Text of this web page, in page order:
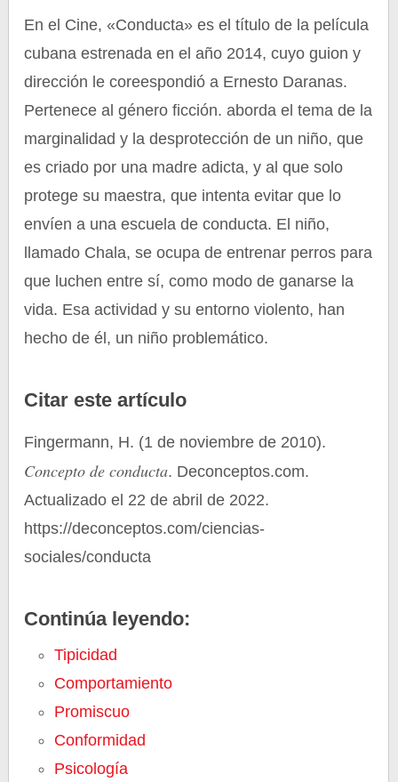
En el Cine, «Conducta» es el título de la película
cubana estrenada en el año 2014, cuyo guion y
dirección le coreespondió a Ernesto Daranas.
Pertenece al género ficción. aborda el tema de la
marginalidad y la desprotección de un niño, que
es criado por una madre adicta, y al que solo
protege su maestra, que intenta evitar que lo
envíen a una escuela de conducta. El niño,
llamado Chala, se ocupa de entrenar perros para
que luchen entre sí, como modo de ganarse la
vida. Esa actividad y su entorno violento, han
hecho de él, un niño problemático.
Citar este artículo
Fingermann, H. (1 de noviembre de 2010).
Concepto de conducta. Deconceptos.com.
Actualizado el 22 de abril de 2022.
https://deconceptos.com/ciencias-
sociales/conducta
Continúa leyendo:
Tipicidad
Comportamiento
Promiscuo
Conformidad
Psicología